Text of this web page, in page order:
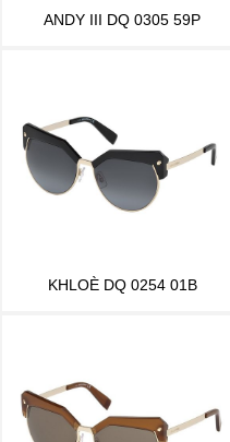
ANDY III DQ 0305 59P
KHLOÈ DQ 0254 01B